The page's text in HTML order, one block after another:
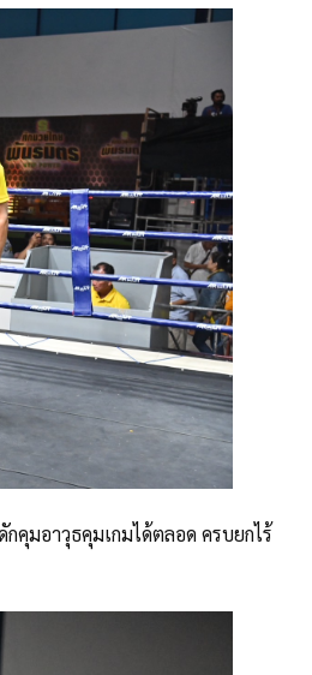
มอาวุธคุมเกมได้ตลอด ครบยกไร้